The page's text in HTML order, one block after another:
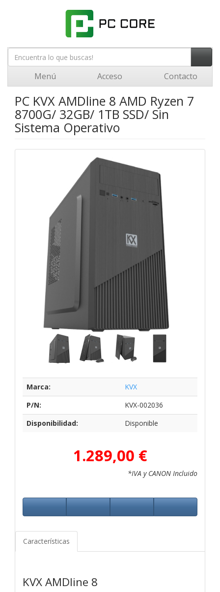
Menú Acceso Contacto
PC KVX AMDline 8 AMD Ryzen 7
8700G/ 32GB/ 1TB SSD/ Sin
Sistema Operativo
Marca:
KVX
P/N:
KVX-002036
Disponibilidad:
Disponible
1.289,00 €
*IVA y CANON Incluido
Características
KVX AMDline 8